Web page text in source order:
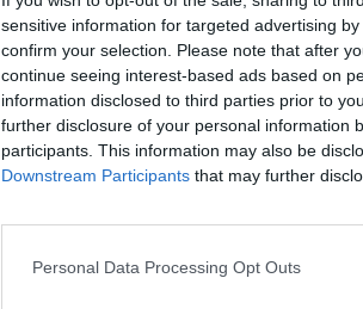
sensitive information for targeted advertising
confirm your selection. Please note that after
continue seeing interest-based ads based on
information disclosed to third parties prior to
further disclosure of your personal information
participants. This information may also be
Downstream Participants that may further
Personal Data Processing Opt Outs